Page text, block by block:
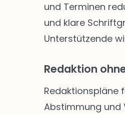
und Terminen
und klare
Unterstützende
Redaktion
Redaktionspläne
Abstimmung und